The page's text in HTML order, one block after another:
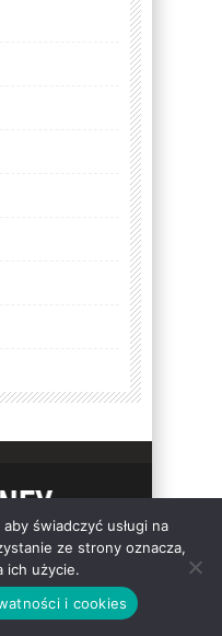
TEMATY
I COOKIES
- prosto o
świadczyć usługi na
ze strony oznacza,
ich użycie.
i cookies